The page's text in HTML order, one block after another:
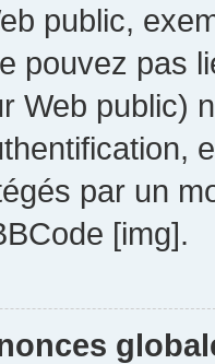
public,
pouvez pas
Web public)
par un
[img].